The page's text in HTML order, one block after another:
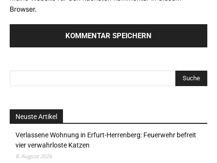
Browser.
Neuste Artikel
Verlassene Wohnung in Erfurt-Herrenberg: Feuerwehr befreit
vier verwahrloste Katzen
8. August 2026